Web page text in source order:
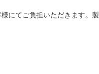
にてご負担いただきます。製